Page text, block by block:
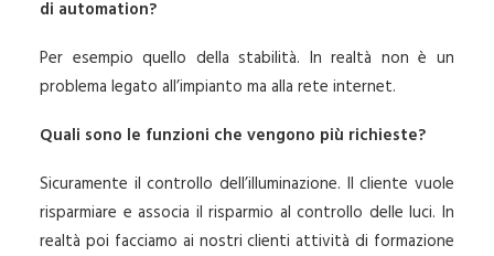
di automation?
Per esempio quello della stabilità. In realtà non è un
problema legato all’impianto ma alla rete internet.
Quali sono le funzioni che vengono più richieste?
Sicuramente il controllo dell’illuminazione. Il cliente vuole
risparmiare e associa il risparmio al controllo delle luci. In
realtà poi facciamo ai nostri clienti attività di formazione